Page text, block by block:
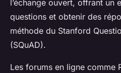
l’échange ouvert, offrant un
questions et obtenir des
méthode du Stanford
(SQuAD).
Les forums en ligne comme